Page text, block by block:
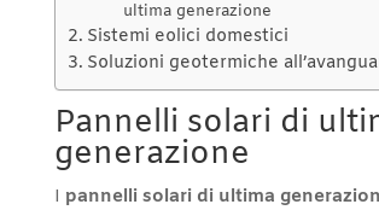
ultima generazione
Sistemi eolici domestici
Soluzioni geotermiche
Pannelli solari di
generazione
I pannelli solari di ultima